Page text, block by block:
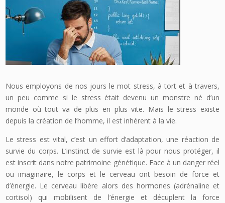
Nous employons de nos jours le mot stress, à tort et à travers,
un peu comme si le stress était devenu un monstre né d’un
monde où tout va de plus en plus vite. Mais le stress existe
depuis la création de l’homme, il est inhérent à la vie.
Le stress est vital, c’est un effort d’adaptation, une réaction de
survie du corps. L’instinct de survie est là pour nous protéger, il
est inscrit dans notre patrimoine génétique. Face à un danger réel
ou imaginaire, le corps et le cerveau ont besoin de force et
d’énergie. Le cerveau libère alors des hormones (adrénaline et
cortisol) qui mobilisent de l’énergie et décuplent la force